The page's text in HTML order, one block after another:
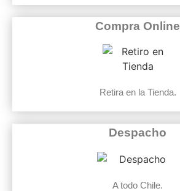
Compra Online
Retira en la Tienda.
Despacho
A todo Chile.